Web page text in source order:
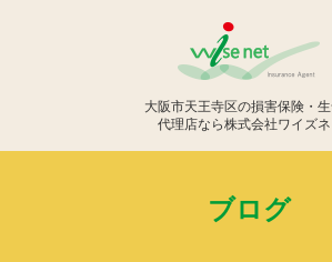
大阪市天王寺区の損害保険・
代理店なら株式会社ワイズネ
ブログ